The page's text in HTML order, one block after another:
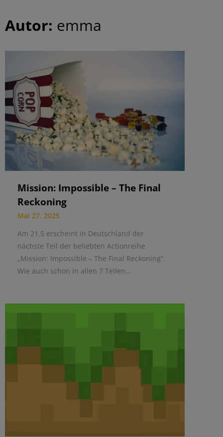
Autor: emma
Mission: Impossible – The Final
Reckoning
Mai 27, 2025
Am 21.5 erscheint in Deutschland der
nächste Teil der beliebten Actionreihe
„Mission: Impossible – The Final Reckoning“.
Wie auch schon in allen 7 Teilen…